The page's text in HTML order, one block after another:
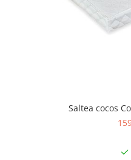
Biciclete copii cu roti 14 inch
Biciclete cu roti 26 inch
Saltea cocos